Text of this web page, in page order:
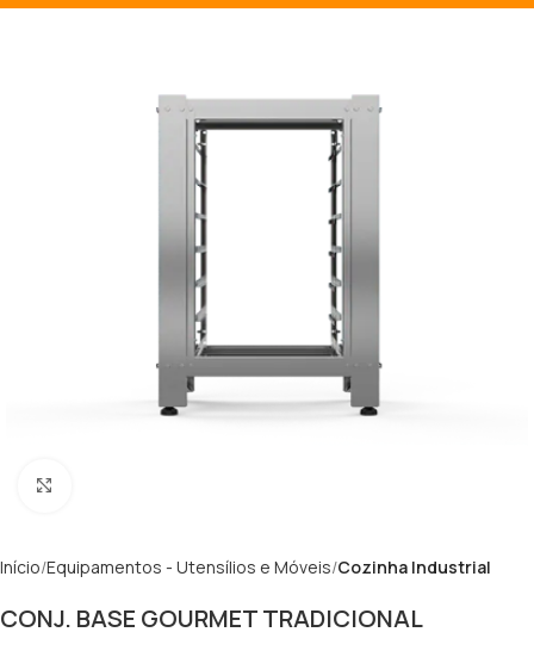
Início Equipamentos - Utensílios e Móveis Cozinha Industrial
CONJ. BASE GOURMET TRADICIONAL